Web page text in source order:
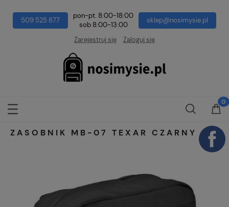
509 525 877
pon-pt. 8:00-18:00
sob 8:00-13:00
sklep@nosimysie.pl
Zarejestruj się Zaloguj się
ZASOBNIK MB-07 TEXAR CZARNY